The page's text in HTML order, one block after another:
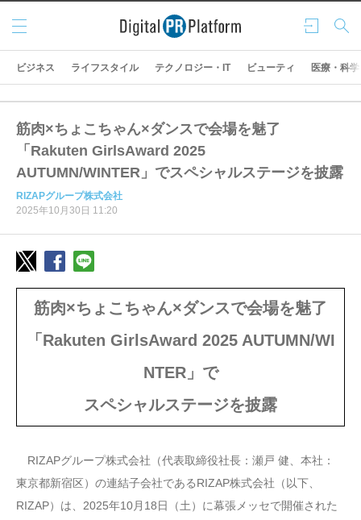
ログ
イン
検索
メニ
ュー
ビジネス ライフスタイル テクノロジー・IT ビューティ 医療・科学
筋肉×ちょこちゃん×ダンスで会場を魅了
「Rakuten GirlsAward 2025
AUTUMN/WINTER」でスペシャルステージを披露
RIZAPグループ株式会社
2025年10月30日 11:20
筋肉×ちょこちゃん×ダンスで会場を魅了
「Rakuten GirlsAward 2025 AUTUMN/WI
NTER」で
スペシャルステージを披露
RIZAPグループ株式会社（代表取締役社長：瀬戸 健、本社：
東京都新宿区）の連結子会社であるRIZAP株式会社（以下、
RIZAP）は、2025年10月18日（土）に幕張メッセで開催された